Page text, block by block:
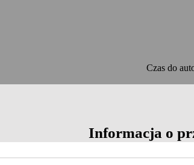
Czas do
Informacja o